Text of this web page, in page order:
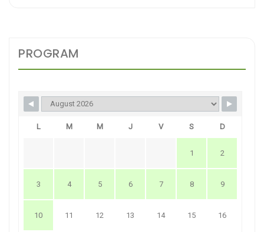
PROGRAM
L M M J V S D
1 2
3 4 5 6 7 8 9
10 11 12 13 14 15 16